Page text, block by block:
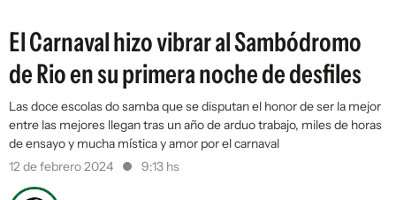
El Carnaval hizo vibrar al Sambódromo
de Rio en su primera noche de desfiles
Las doce escolas do samba que se disputan el honor de ser la mejor
entre las mejores llegan tras un año de arduo trabajo, miles de horas
de ensayo y mucha mística y amor por el carnaval
12 de febrero 2024
9:13 hs